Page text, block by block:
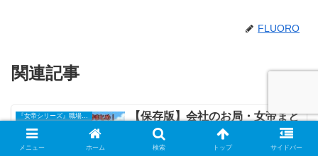
FLUORO
関連記事
『女帝シリーズ』職場の女帝と取り巻きの近衛兵たち
【保存版】会社のお局・女帝まと
め｜特徴と対処法で職場ストレス
メニュー ホーム 検索 トップ サイドバー